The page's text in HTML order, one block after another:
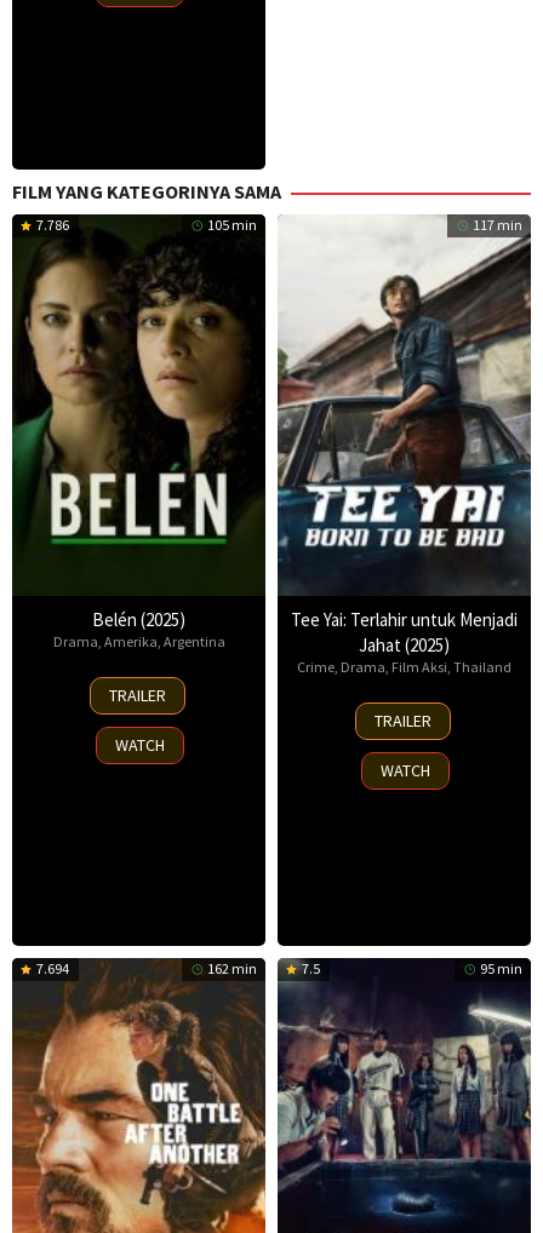
FILM YANG KATEGORINYA SAMA
7.786 105 min
Belén (2025)
Drama, Amerika, Argentina
18
Sep
2025
TRAILER
WATCH
117 min
Tee Yai: Terlahir untuk Menjadi
Jahat (2025)
Crime, Drama, Film Aksi, Thailand
13
Nov
2025
TRAILER
WATCH
7.694 162 min 7.5 95 min